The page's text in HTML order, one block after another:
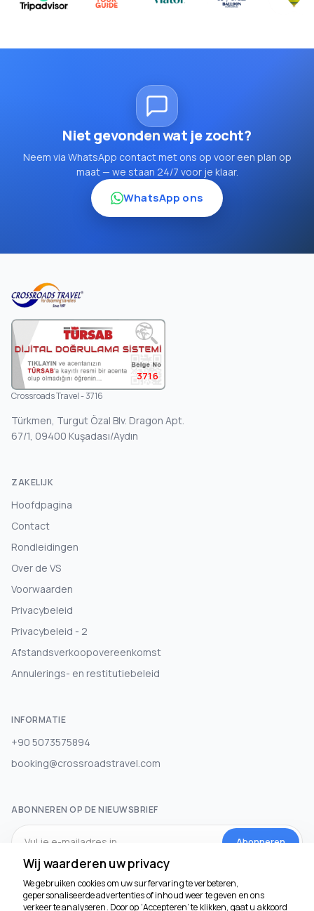
Niet gevonden wat je zocht?
Neem via WhatsApp contact met ons op voor een plan op
maat — we staan 24/7 voor je klaar.
WhatsApp ons
3716
Crossroads Travel - 3716
Türkmen, Turgut Özal Blv. Dragon Apt.
67/1, 09400 Kuşadası/Aydın
ZAKELIJK
Hoofdpagina
Contact
Rondleidingen
Over de VS
Voorwaarden
Privacybeleid
Privacybeleid - 2
Afstandsverkoopovereenkomst
Annulerings- en restitutiebeleid
INFORMATIE
+90 5073575894
booking@crossroadstravel.com
ABONNEREN OP DE NIEUWSBRIEF
Abonneren
SOCIALE MEDIA
Wij waarderen uw privacy
We gebruiken cookies om uw surfervaring te verbeteren,
gepersonaliseerde advertenties of inhoud weer te geven en ons
verkeer te analyseren. Door op ‘Accepteren’ te klikken, gaat u akkoord